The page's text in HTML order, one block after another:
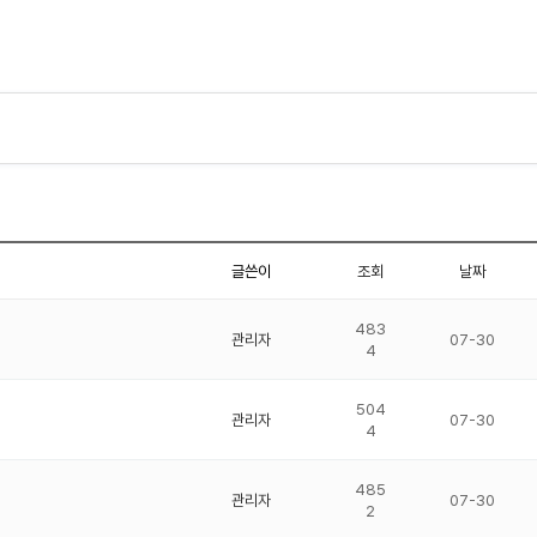
글쓴이 조회 날짜
관리자
483
4
07-30
관리자
504
4
07-30
관리자
485
2
07-30